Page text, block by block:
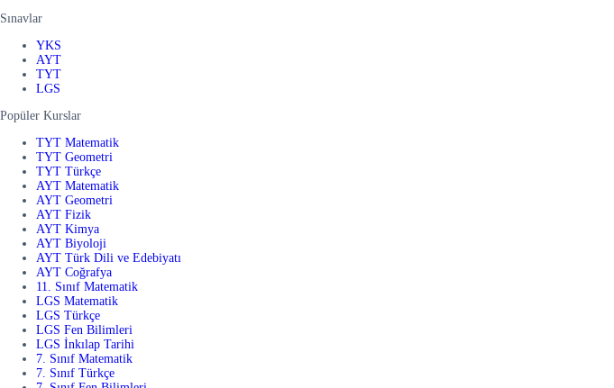
Sınavlar
YKS
AYT
TYT
LGS
Popüler Kurslar
TYT Matematik
TYT Geometri
TYT Türkçe
AYT Matematik
AYT Geometri
AYT Fizik
AYT Kimya
AYT Biyoloji
AYT Türk Dili ve Edebiyatı
AYT Coğrafya
11. Sınıf Matematik
LGS Matematik
LGS Türkçe
LGS Fen Bilimleri
LGS İnkılap Tarihi
7. Sınıf Matematik
7. Sınıf Türkçe